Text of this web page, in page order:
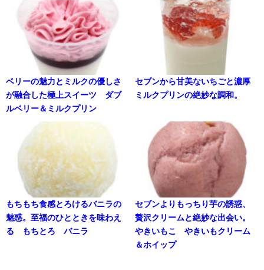
ベリーの魅力とミルクの優しさ
が融合した極上スイーツ ダブ
ルベリー＆ミルクプリン
セブンから甘美ないちごと濃厚
ミルクプリンの絶妙な調和。
もちもち食感とろけるバニラの
魅惑。至福のひとときを味わえ
る もちとろ バニラ
セブンよりもっちり芋の誘惑、
贅沢クリームと絶妙な出会い。
やきいもこ やきいもクリーム
＆ホイップ